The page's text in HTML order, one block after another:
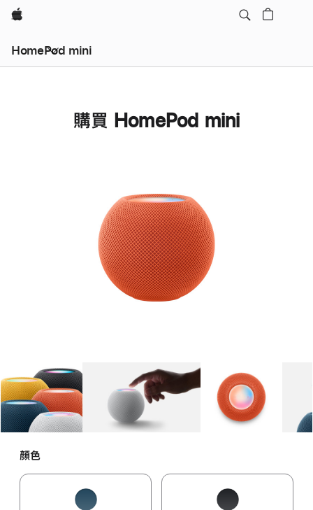
Apple
HomePod mini
購買 HomePod mini
圖庫 圖片 圖庫 圖庫
顏色